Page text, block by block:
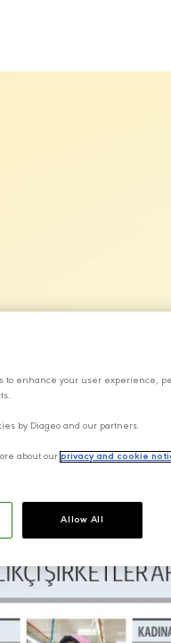
to enhance your user experience,
by Diageo and our partners.
about our privacy and cookie
Allow All